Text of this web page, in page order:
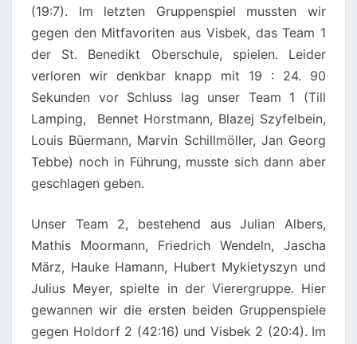
(19:7). Im letzten Gruppenspiel mussten wir
gegen den Mitfavoriten aus Visbek, das Team 1
der St. Benedikt Oberschule, spielen. Leider
verloren wir denkbar knapp mit 19 : 24. 90
Sekunden vor Schluss lag unser Team 1 (Till
Lamping, Bennet Horstmann, Blazej Szyfelbein,
Louis Büermann, Marvin Schillmöller, Jan Georg
Tebbe) noch in Führung, musste sich dann aber
geschlagen geben.
Unser Team 2, bestehend aus Julian Albers,
Mathis Moormann, Friedrich Wendeln, Jascha
März, Hauke Hamann, Hubert Mykietyszyn und
Julius Meyer, spielte in der Vierergruppe. Hier
gewannen wir die ersten beiden Gruppenspiele
gegen Holdorf 2 (42:16) und Visbek 2 (20:4). Im